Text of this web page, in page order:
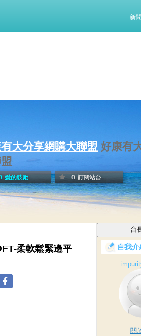
新聞
大分享網購大聯盟 好康有
愛的鼓勵 0 訂閱站台
柔軟鬆緊邊平
自我介
關